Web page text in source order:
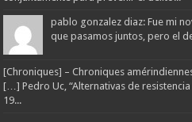
pablo gonzalez diaz: Fue mi
que pasamos juntos, pero el
[Chroniques] – Chroniques
[…] Pedro Uc, “Alternativas de
19...